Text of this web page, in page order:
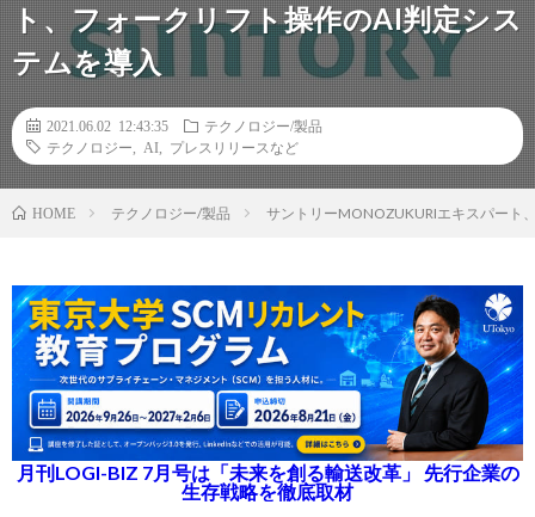
ト、フォークリフト操作のAI判定シス
テムを導入
2021.06.02 12:43:35
テクノロジー/製品
テクノロジー
AI プレスリリースなど
HOME テクノロジー/製品 サントリーMONOZUKURIエキスパート
月刊LOGI-BIZ 7月号は「未来を創る輸送改革」 先行企業の
生存戦略を徹底取材